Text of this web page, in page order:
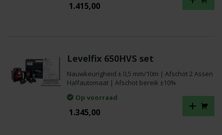
1.415,00
Levelfix 650HVS set
Nauwkeurigheid ± 0,5 mm/10m | Afschot 2 Assen
Halfautomaat | Afschot bereik ±10%
Op voorraad
1.345,00